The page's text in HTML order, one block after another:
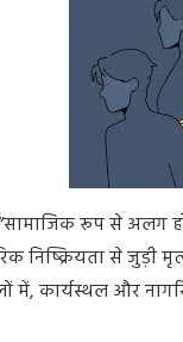
रूप से अलग
निष्क्रियता से
में, कार्यस्थल और